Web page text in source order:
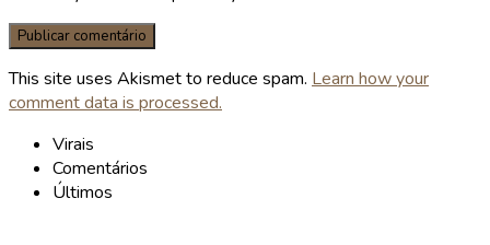
This site uses Akismet to reduce spam. Learn how your
comment data is processed.
Virais
Comentários
Últimos